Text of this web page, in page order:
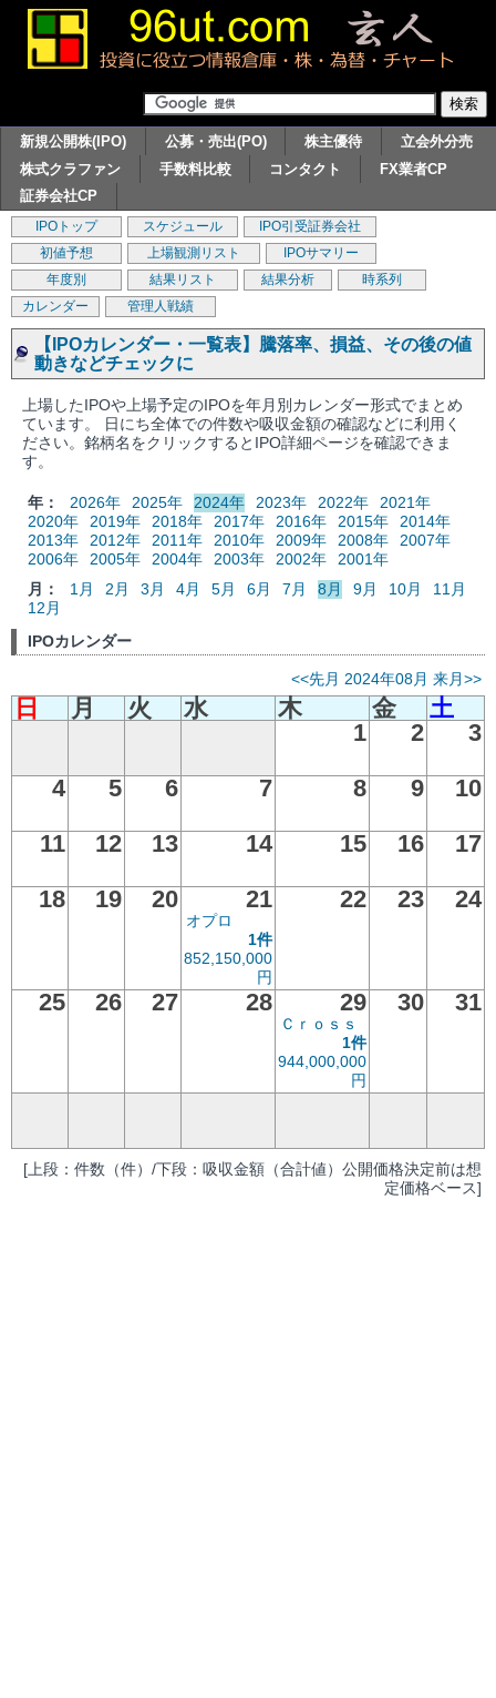
新規公開株(IPO) 公募・売出(PO) 株主優待
立会外分売
株式クラファン
手数料比較 コンタクト
FX業者CP
証券会社CP
IPOトップ スケジュール
IPO引受証券会社
初値予想
上場観測リスト
IPOサマリー
年度別
結果リスト 結果分析
時系列
カレンダー
管理人戦績
【IPOカレンダー・一覧表】騰落率、損益、その後の値
動きなどチェックに
上場したIPOや上場予定のIPOを年月別カレンダー形式でまとめ
ています。 日にち全体での件数や吸収金額の確認などに利用く
ださい。銘柄名をクリックするとIPO詳細ページを確認できま
す。
年： 2026年 2025年 2024年 2023年 2022年
2021年
2020年
2019年 2018年 2017年 2016年 2015年
2014年
2013年
2012年 2011年 2010年 2009年 2008年
2007年
2006年
2005年 2004年 2003年 2002年
2001年
月：
1月 2月 3月 4月 5月 6月 7月 8月 9月 10月
11月
12月
IPOカレンダー
<<先月 2024年08月 来月>>
日 月 火 水 木 金
土
1
2
3
4
5 6 7 8 9
10
11
12 13 14 15 16
17
18
19 20 21
オプロ
1件
852,150,000
円
22 23 24
25 26 27 28 29
Ｃｒｏｓｓ
1件
944,000,000
円
30 31
[上段：件数（件）/下段：吸収金額（合計値）公開価格決定前は想
定価格ベース]